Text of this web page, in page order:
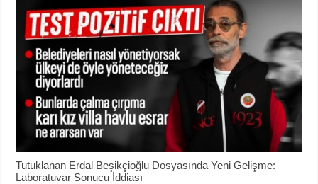
Tutuklanan Erdal Beşikçioğlu Dosyasında Yeni Gelişme:
Laboratuvar Sonucu İddiası